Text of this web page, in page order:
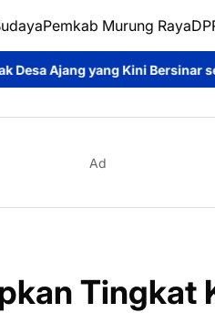
Pemkab Murung Raya
Bersinar sebagai Kreator
Ad
Tingkat